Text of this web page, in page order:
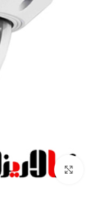
Click to enlarge